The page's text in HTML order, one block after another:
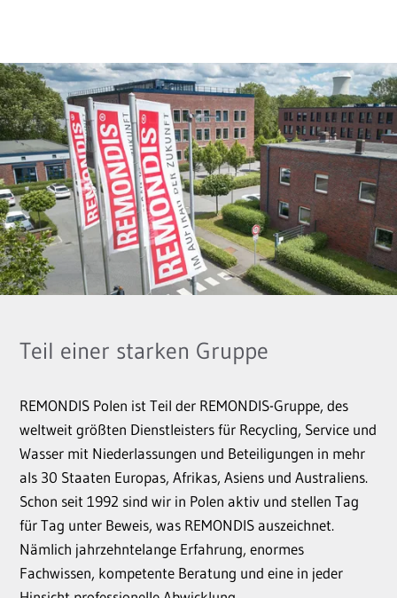
Teil einer starken Gruppe
REMONDIS Polen ist Teil der REMONDIS-Gruppe, des
weltweit größten Dienstleisters für Recycling, Service und
Wasser mit Niederlassungen und Beteiligungen in mehr
als 30 Staaten Europas, Afrikas, Asiens und Australiens.
Schon seit 1992 sind wir in Polen aktiv und stellen Tag
für Tag unter Beweis, was REMONDIS auszeichnet.
Nämlich jahrzehntelange Erfahrung, enormes
Fachwissen, kompetente Beratung und eine in jeder